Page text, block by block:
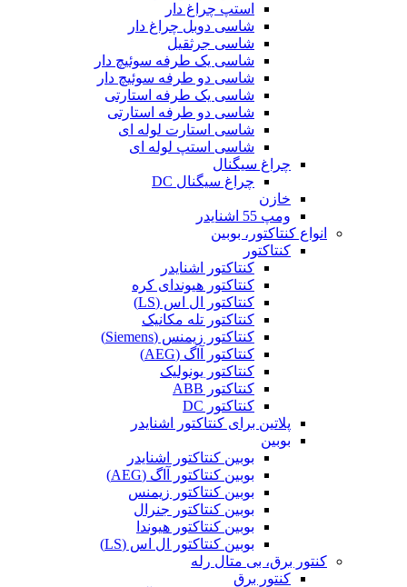
استپ چراغ دار
شاسی دوبل چراغ دار
شاسی جرثقیل
شاسی یک طرفه سوئیچ دار
شاسی دو طرفه سوئیچ دار
شاسی یک طرفه استارتی
شاسی دو طرفه استارتی
شاسی استارت لوله ای
شاسی استپ لوله ای
چراغ سیگنال
چراغ سیگنال DC
خازن
ومپ 55 اشنایدر
انواع کنتاکتور، بوبین
کنتاکتور
کنتاکتور اشنایدر
کنتاکتور هیوندای کره
کنتاکتور ال اس (LS)
کنتاکتور تله مکانیک
کنتاکتور زیمنس (Siemens)
کنتاکتور آاگ (AEG)
کنتاکتور یونولیک
کنتاکتور ABB
کنتاکتور DC
پلاتین برای کنتاکتور اشنایدر
بوبین
بوبین کنتاکتور اشنایدر
بوبین کنتاکتور آاگ (AEG)
بوبین کنتاکتور زیمنس
بوبین کنتاکتور جنرال
بوبین کنتاکتور هیوندا
بوبین کنتاکتور ال اس (LS)
کنتور برق، بی متال رله
کنتور برق